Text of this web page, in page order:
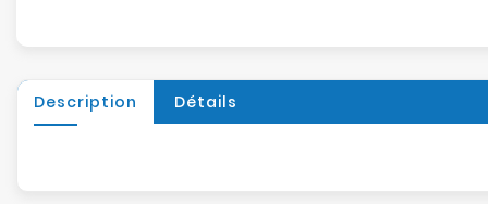
Description Détails